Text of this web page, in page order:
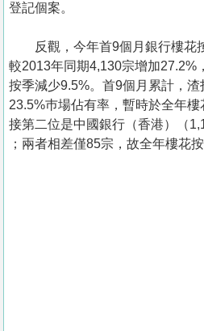
登記個案。
反觀，今年首9個月銀行樓花按
較2013年同期4,130宗增加27.2%
按季減少9.5%。首9個月累計，
23.5%巿場佔有率，暫時於全年
接第二位是中國銀行（香港）（
；兩者相差僅85宗，故全年樓花